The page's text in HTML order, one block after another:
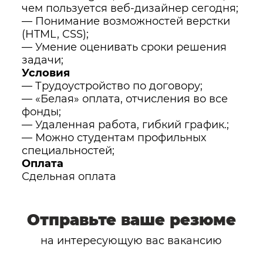
чем пользуется веб-дизайнер сегодня;
— Понимание возможностей верстки
(HTML, CSS);
— Умение оценивать сроки решения
задачи;
Условия
— Трудоустройство по договору;
— «Белая» оплата, отчисления во все
фонды;
— Удаленная работа, гибкий график.;
— Можно студентам профильных
специальностей;
Оплата
Сдельная оплата
Отправьте ваше резюме
на интересующую вас вакансию